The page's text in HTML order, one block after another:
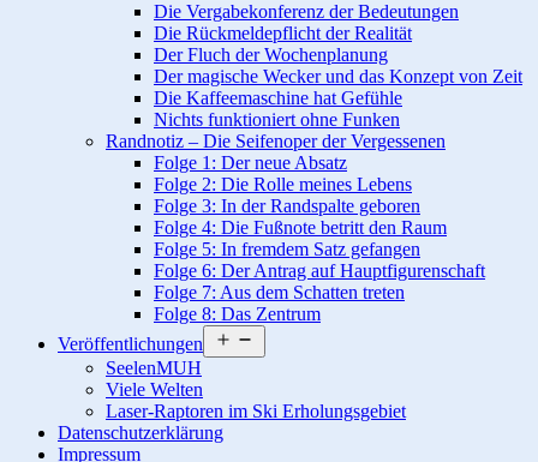
Die Vergabekonferenz der Bedeutungen
Die Rückmeldepflicht der Realität
Der Fluch der Wochenplanung
Der magische Wecker und das Konzept von Zeit
Die Kaffeemaschine hat Gefühle
Nichts funktioniert ohne Funken
Randnotiz – Die Seifenoper der Vergessenen
Folge 1: Der neue Absatz
Folge 2: Die Rolle meines Lebens
Folge 3: In der Randspalte geboren
Folge 4: Die Fußnote betritt den Raum
Folge 5: In fremdem Satz gefangen
Folge 6: Der Antrag auf Hauptfigurenschaft
Folge 7: Aus dem Schatten treten
Folge 8: Das Zentrum
Veröffentlichungen
öffnen
SeelenMUH
Viele Welten
Laser-Raptoren im Ski Erholungsgebiet
Datenschutzerklärung
Impressum